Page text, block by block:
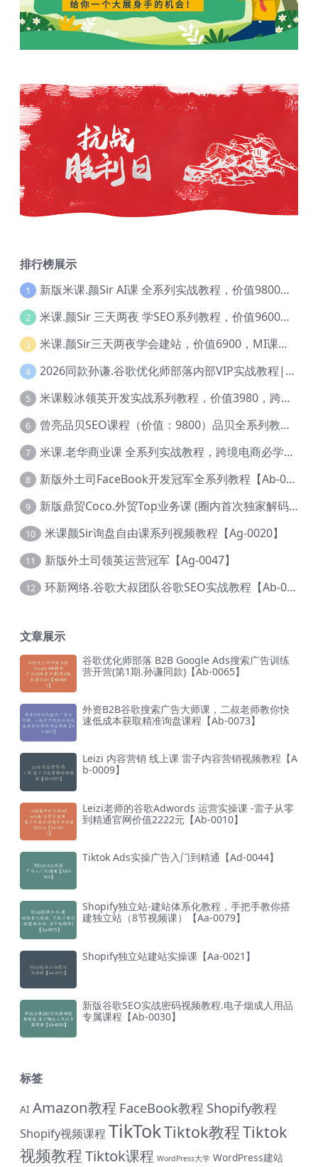
排行榜展示
1 新版米课.颜Sir AI课 全系列实战教程，价值9800，跨境首选！【Ag-0052】
2 米课.颜Sir 三天两夜 学SEO系列教程，价值9600元，跨境人都在学 【Ag-0056】
3 米课.颜Sir三天两夜学会建站，价值6900，MI课甄选课程 【Ag-0055】
4 2026同款孙谦.谷歌优化师部落内部VIP实战教程|价值4999元全网独家解码（官方报名版本）【@034】
5 米课毅冰领英开发实战系列教程，价值3980，跨境必选【Ag-0049】
6 曾亮品贝SEO课程（价值：9800）品贝全系列教程 【Ab-0022】
7 米课.老华商业课 全系列实战教程，跨境电商必学，价值16900元【Ag-0053】
8 新版外土司FaceBook开发冠军全系列教程【Ab-0021】
9 新版鼎贸Coco.外贸Top业务课 (圈内首次独家解码|460节课)【Ag-0091】
10 米课颜Sir询盘自由课系列视频教程【Ag-0020】
11 新版外土司领英运营冠军【Ag-0047】
12 环新网络.谷歌大叔团队谷歌SEO实战教程【Ab-0024】
文章展示
谷歌优化师部落 B2B Google Ads搜索广告训练
营开营(第1期.孙谦同款)【Ab-0065】
外资B2B谷歌搜索广告大师课，二叔老师教你快
速低成本获取精准询盘课程【Ab-0073】
Leizi 内容营销 线上课 雷子内容营销视频教程【A
b-0009】
Leizi老师的谷歌Adwords 运营实操课 -雷子从零
到精通官网价值2222元【Ab-0010】
Tiktok Ads实操广告入门到精通【Ad-0044】
Shopify独立站-建站体系化教程，手把手教你搭
建独立站（8节视频课）【Aa-0079】
Shopify独立站建站实操课【Aa-0021】
新版谷歌SEO实战密码视频教程.电子烟成人用品
专属课程【Ab-0030】
标签
AI Amazon教程 FaceBook教程 Shopify教程
Shopify视频课程TikTokTiktok教程Tiktok
视频教程Tiktok课程 WordPress大学 WordPress建站